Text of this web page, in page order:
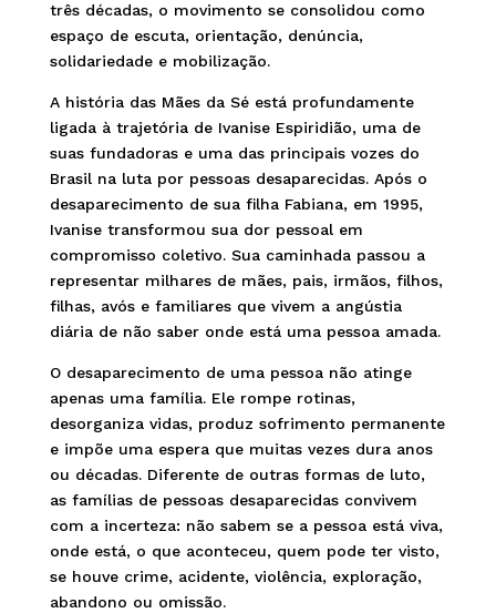
três décadas, o movimento se consolidou como
espaço de escuta, orientação, denúncia,
solidariedade e mobilização.
A história das Mães da Sé está profundamente
ligada à trajetória de Ivanise Espiridião, uma de
suas fundadoras e uma das principais vozes do
Brasil na luta por pessoas desaparecidas. Após o
desaparecimento de sua filha Fabiana, em 1995,
Ivanise transformou sua dor pessoal em
compromisso coletivo. Sua caminhada passou a
representar milhares de mães, pais, irmãos, filhos,
filhas, avós e familiares que vivem a angústia
diária de não saber onde está uma pessoa amada.
O desaparecimento de uma pessoa não atinge
apenas uma família. Ele rompe rotinas,
desorganiza vidas, produz sofrimento permanente
e impõe uma espera que muitas vezes dura anos
ou décadas. Diferente de outras formas de luto,
as famílias de pessoas desaparecidas convivem
com a incerteza: não sabem se a pessoa está viva,
onde está, o que aconteceu, quem pode ter visto,
se houve crime, acidente, violência, exploração,
abandono ou omissão.